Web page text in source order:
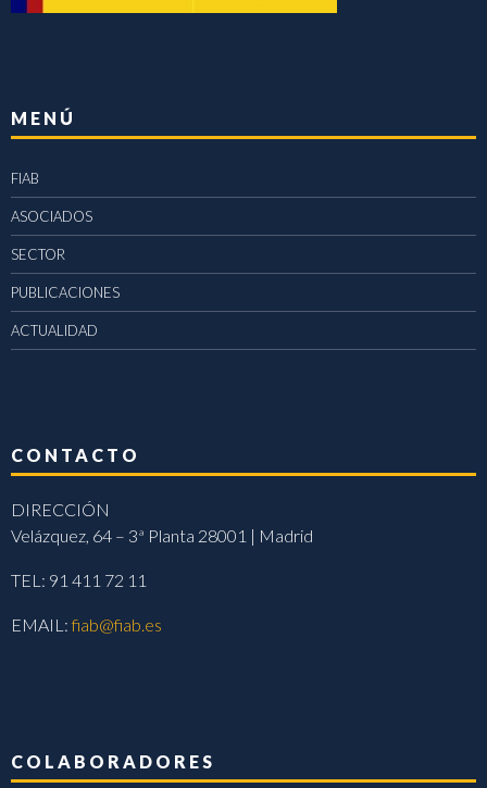
MENÚ
FIAB
ASOCIADOS
SECTOR
PUBLICACIONES
ACTUALIDAD
CONTACTO
DIRECCIÓN
Velázquez, 64 – 3ª Planta 28001 | Madrid
TEL: 91 411 72 11
EMAIL:fiab@fiab.es
COLABORADORES